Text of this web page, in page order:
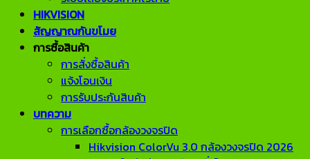
HIKVISION
สัญญาณกันขโมย
การซื้อสินค้า
การสั่งซื้อสินค้า
แจ้งโอนเงิน
การรับประกันสินค้า
บทความ
การเลือกซื้อกล้องวงจรปิด
Hikvision ColorVu 3.0 กล้องวงจรปิด 2026